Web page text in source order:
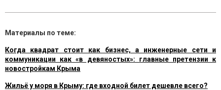
Материалы по теме:
Когда квадрат стоит как бизнес, а инженерные сети и
коммуникации как «в девяностых»: главные претензии к
новостройкам Крыма
Жильё у моря в Крыму: где входной билет дешевле всего?